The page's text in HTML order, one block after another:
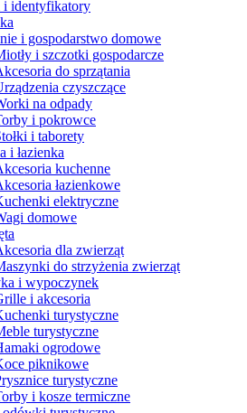
identyfikatory
i gospodarstwo domowe
i szczotki gospodarcze
do sprzątania
czyszczące
na odpady
i pokrowce
i taborety
i łazienka
kuchenne
łazienkowe
elektryczne
domowe
dla zwierząt
do strzyżenia zwierząt
i wypoczynek
i akcesoria
turystyczne
turystyczne
ogrodowe
piknikowe
turystyczne
i kosze termiczne